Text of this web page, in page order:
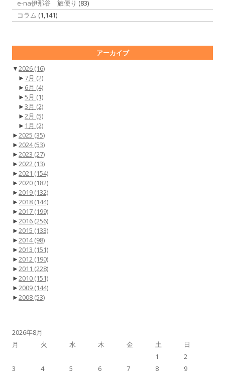
e-na伊那谷 旅便り (83)
コラム (1,141)
アーカイブ
▼2026 (16)
► 7月 (2)
► 6月 (4)
►5月 (1)
►3月 (2)
►2月 (5)
► 1月 (2)
►2025 (35)
►2024(53)
►2023 (27)
►2022 (13)
►2021 (154)
►2020 (182)
►2019 (132)
►2018 (144)
►2017 (199)
►2016 (256)
►2015 (133)
►2014(98)
►2013 (151)
►2012 (190)
►2011 (228)
►2010 (151)
►2009 (144)
►2008 (53)
2026年8月
月
火 水 木 金 土
日
1
2
3
4 5 6 7 8
9